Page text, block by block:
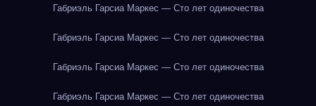
Габриэль Гарсиа Маркес — Сто лет одиночества
Габриэль Гарсиа Маркес — Сто лет одиночества
Габриэль Гарсиа Маркес — Сто лет одиночества
Габриэль Гарсиа Маркес — Сто лет одиночества